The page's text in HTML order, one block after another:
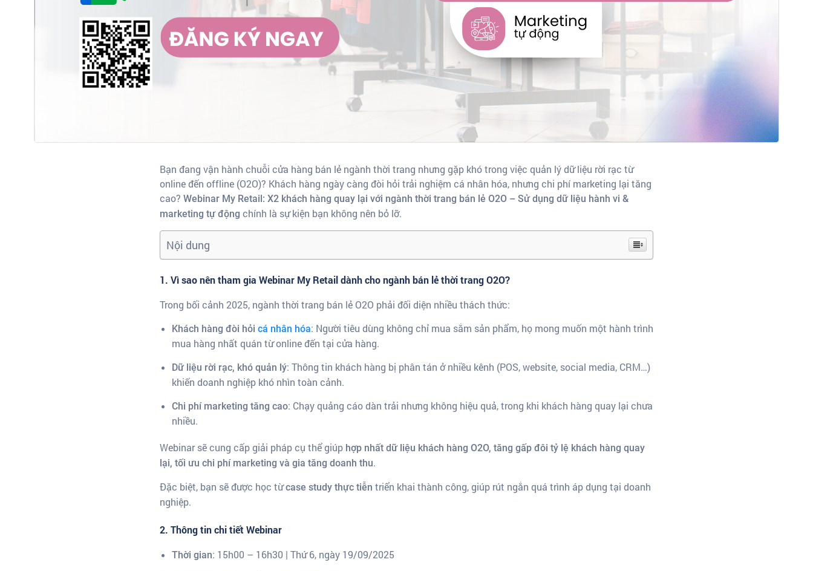
Bạn đang vận hành chuỗi cửa hàng bán lẻ ngành thời trang nhưng gặp khó trong việc quản lý dữ liệu rời rạc từ
online đến offline (O2O)? Khách hàng ngày càng đòi hỏi trải nghiệm cá nhân hóa, nhưng chi phí marketing lại tăng
cao? Webinar My Retail: X2 khách hàng quay lại với ngành thời trang bán lẻ O2O – Sử dụng dữ liệu hành vi &
marketing tự động chính là sự kiện bạn không nên bỏ lỡ.
Nội dung
1. Vì sao nên tham gia Webinar My Retail dành cho ngành bán lẻ thời trang O2O?
Trong bối cảnh 2025, ngành thời trang bán lẻ O2O phải đối diện nhiều thách thức:
Khách hàng đòi hỏi cá nhân hóa: Người tiêu dùng không chỉ mua sắm sản phẩm, họ mong muốn một hành trình
mua hàng nhất quán từ online đến tại cửa hàng.
Dữ liệu rời rạc, khó quản lý: Thông tin khách hàng bị phân tán ở nhiều kênh (POS, website, social media, CRM…)
khiến doanh nghiệp khó nhìn toàn cảnh.
Chi phí marketing tăng cao: Chạy quảng cáo dàn trải nhưng không hiệu quả, trong khi khách hàng quay lại chưa
nhiều.
Webinar sẽ cung cấp giải pháp cụ thể giúp hợp nhất dữ liệu khách hàng O2O, tăng gấp đôi tỷ lệ khách hàng quay
lại, tối ưu chi phí marketing và gia tăng doanh thu.
Đặc biệt, bạn sẽ được học từcase study thực tiễn triển khai thành công, giúp rút ngắn quá trình áp dụng tại doanh
nghiệp.
2. Thông tin chi tiết Webinar
Thời gian: 15h00 – 16h30 | Thứ 6, ngày 19/09/2025